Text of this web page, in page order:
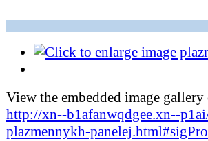
View the embedded image
http://xn--b1afanwqdgee.xn--
plazmennykh-